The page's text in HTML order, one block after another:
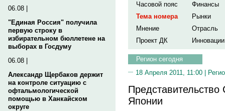
06.08 |
"Единая Россия" получила
первую строку в
избирательном бюллетене на
выборах в Госдуму
06.08 |
Александр Щербаков держит
на контроле ситуацию с
офтальмологической
помощью в Ханкайском
округе
Часовой пояс
Финансы
Тема номера
Рынки
Мнение
Отрасль
Проект ДК
Инновации
Регион сегодня
18 Апреля 2011, 11:00 |
Японии